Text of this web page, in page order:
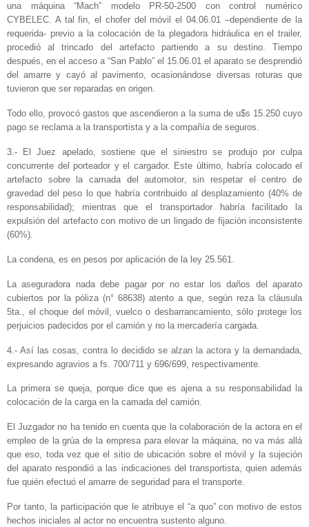
una máquina “Mach” modelo PR-50-2500 con control numérico
CYBELEC. A tal fin, el chofer del móvil el 04.06.01 –dependiente de la
requerida- previo a la colocación de la plegadora hidráulica en el trailer,
procedió al trincado del artefacto partiendo a su destino. Tiempo
después, en el acceso a “San Pablo” el 15.06.01 el aparato se desprendió
del amarre y cayó al pavimento, ocasionándose diversas roturas que
tuvieron que ser reparadas en origen.
Todo ello, provocó gastos que ascendieron a la suma de u$s 15.250 cuyo
pago se reclama a la transportista y a la compañía de seguros.
3.- El Juez apelado, sostiene que el siniestro se produjo por culpa
concurrente del porteador y el cargador. Este último, habría colocado el
artefacto sobre la camada del automotor, sin respetar el centro de
gravedad del peso lo que habría contribuido al desplazamiento (40% de
responsabilidad); mientras que el transportador habría facilitado la
expulsión del artefacto con motivo de un lingado de fijación inconsistente
(60%).
La condena, es en pesos por aplicación de la ley 25.561.
La aseguradora nada debe pagar por no estar los daños del aparato
cubiertos por la póliza (n° 68638) atento a que, según reza la cláusula
5ta., el choque del móvil, vuelco o desbarrancamiento, sólo protege los
perjuicios padecidos por el camión y no la mercadería cargada.
4.- Así las cosas, contra lo decidido se alzan la actora y la demandada,
expresando agravios a fs. 700/711 y 696/699, respectivamente.
La primera se queja, porque dice que es ajena a su responsabilidad la
colocación de la carga en la camada del camión.
El Juzgador no ha tenido en cuenta que la colaboración de la actora en el
empleo de la grúa de la empresa para elevar la máquina, no va más allá
que eso, toda vez que el sitio de ubicación sobre el móvil y la sujeción
del aparato respondió a las indicaciones del transportista, quien además
fue quién efectuó el amarre de seguridad para el transporte.
Por tanto, la participación que le atribuye el “a quo” con motivo de estos
hechos iniciales al actor no encuentra sustento alguno.